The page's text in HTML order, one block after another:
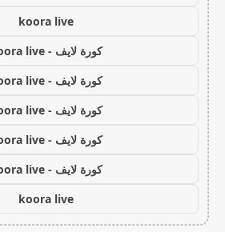
koora live
كورة لايف - koora live
كورة لايف - koora live
كورة لايف - koora live
كورة لايف - koora live
كورة لايف - koora live
koora live